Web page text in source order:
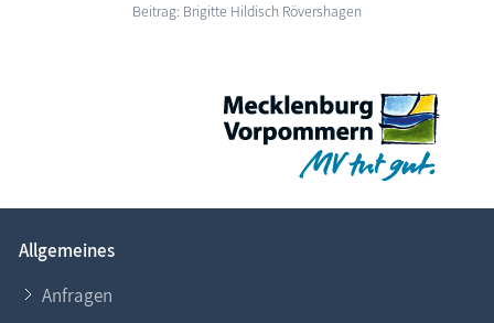
Beitrag: Brigitte Hildisch Rövershagen
Allgemeines
Anfragen